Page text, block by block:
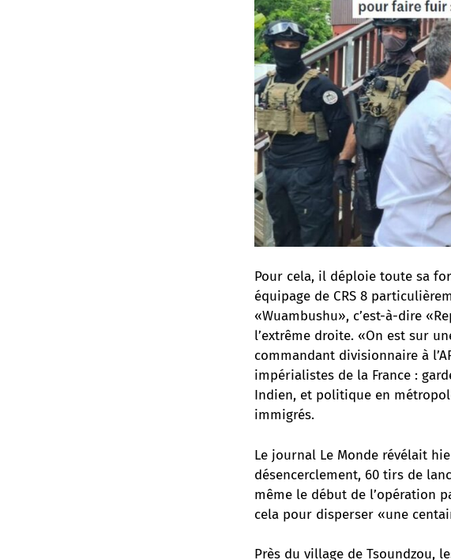
Pour cela, il déploie toute sa
équipage de CRS 8
«Wuambushu», c’est-à-dire
l’extrême droite. «On est sur
commandant divisionnaire à
impérialistes de la France :
Indien, et politique en
immigrés.
Le journal Le Monde révélait
désencerclement, 60 tirs de
même le début de l’opération
cela pour disperser «une
Près du village de Tsoundzou,